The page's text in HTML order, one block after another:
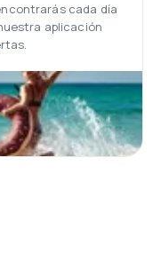
cada día
aplicación